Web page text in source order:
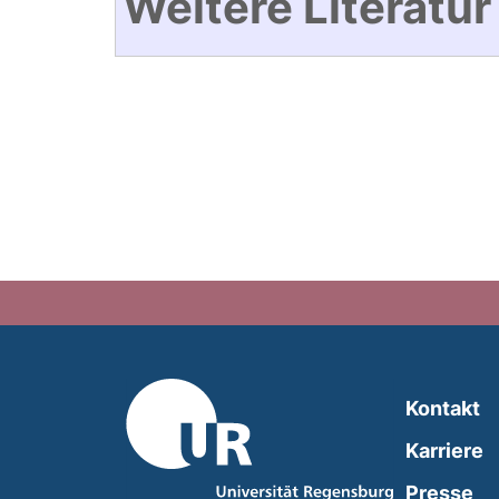
Kontakt
Karriere
Presse